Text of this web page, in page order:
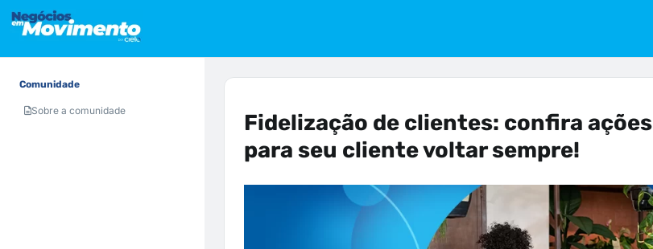
Comunidade
Sobre a comunidade
Fidelização de clientes: confira ações
para seu cliente voltar sempre!